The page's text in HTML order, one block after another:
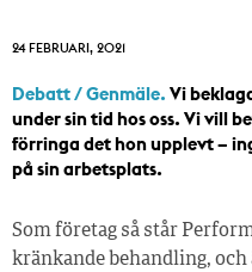
24 FEBRUARI, 2021
Debatt / Genmäle. Vi
under sin tid hos oss. Vi vill
förringa det hon upplevt –
på sin arbetsplats.
Som företag så står
kränkande behandling,